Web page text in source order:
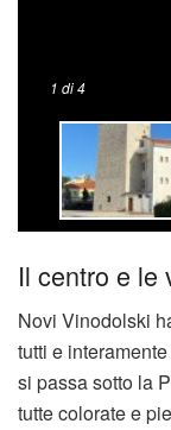
1 di 4
Il centro e le
Novi Vinodolski
tutti e
si passa sotto la
tutte colorate e